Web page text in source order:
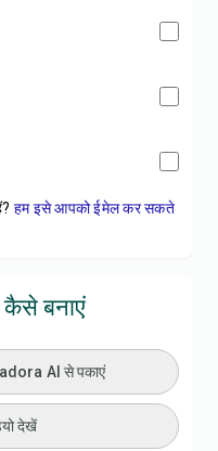
हम इसे आपको ईमेल कर सकते
कैसे बनाएं
AI से पकाएं
देखें